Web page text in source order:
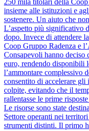
250 mila titolari della
insieme alle istituzioni e
sostenere. Un aiuto che
L’aspetto più significativo
dopo. Invece di attendere
Coop Gruppo Radenza e
Consapevoli hanno deciso
euro, rendendo disponibili
l’ammontare complessivo
consentito di accelerare
colpite, evitando che il
rallentasse le prime
Le risorse sono state
Settore operanti nei
strumenti distinti. Il primo